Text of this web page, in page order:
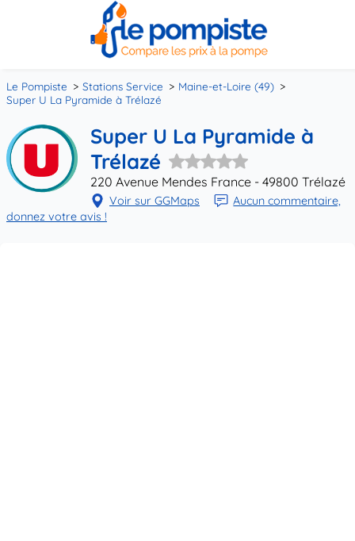
Le Pompiste Stations Service
Maine-et-Loire (49)
Super U La Pyramide à Trélazé
Super U La Pyramide à
Trélazé
220 Avenue Mendes France - 49800 Trélazé
Voir sur GGMaps
Aucun commentaire,
donnez votre avis !